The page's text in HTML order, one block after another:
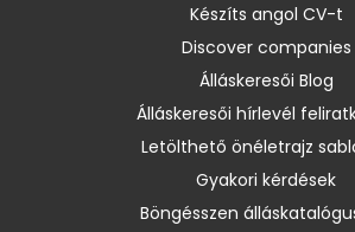
Készíts angol CV-t
Discover companies
Álláskeresői Blog
Álláskeresői hírlevél
Letölthető önéletrajz
Gyakori kérdések
Böngésszen